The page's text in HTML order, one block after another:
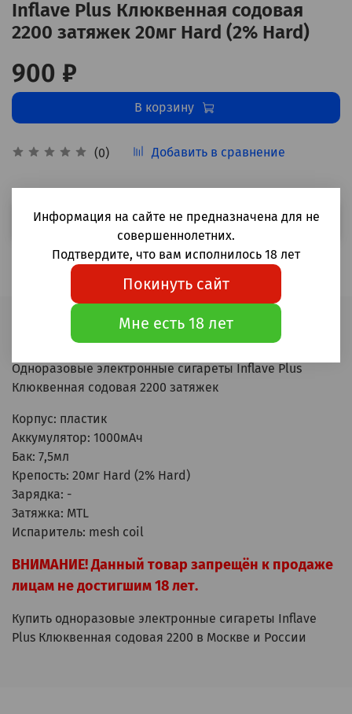
Inflave Plus Клюквенная содовая
2200 затяжек 20мг Hard (2% Hard)
(0) Добавить в сравнение
900 ₽
В корзину
Выбрать
Описание
Одноразовые электронные сигареты Inflave Plus
Клюквенная содовая 2200 затяжек
Корпус: пластик
Аккумулятор: 1000мАч
Бак: 7,5мл
Крепость: 20мг Hard (2% Hard)
Зарядка: -
Затяжка: MTL
Испаритель: mesh coil
ВНИМАНИЕ! Данный товар запрещён к продаже
лицам не достигшим 18 лет.
Купить одноразовые электронные сигареты Inflave
Plus Клюквенная содовая 2200 в Москве и России
Информация на сайте не предназначена для не
совершеннолетних.
Подтвердите, что вам исполнилось 18 лет
Покинуть сайт
Мне есть 18 лет